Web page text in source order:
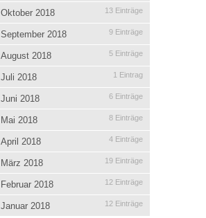
Oktober 2018 13 Einträge
September 2018 9 Einträge
August 2018 5 Einträge
Juli 2018 1 Eintrag
Juni 2018 6 Einträge
Mai 2018 8 Einträge
April 2018 4 Einträge
März 2018 19 Einträge
Februar 2018 12 Einträge
Januar 2018 12 Einträge